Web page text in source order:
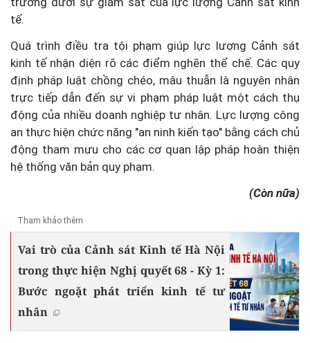
tế.
Quá trình điều tra tội phạm giúp lực lượng Cảnh sát
kinh tế nhận diện rõ các điểm nghẽn thể chế. Các quy
định pháp luật chồng chéo, mâu thuẫn là nguyên nhân
trực tiếp dẫn đến sự vi phạm pháp luật một cách thụ
động của nhiều doanh nghiệp tư nhân. Lực lượng công
an thực hiện chức năng "an ninh kiến tạo" bằng cách chủ
động tham mưu cho các cơ quan lập pháp hoàn thiện
hệ thống văn bản quy phạm.
(Còn nữa)
Tham khảo thêm
Vai trò của Cảnh sát Kinh tế Hà Nội
trong thực hiện Nghị quyết 68 - Kỳ 1:
Bước ngoặt phát triển kinh tế tư
nhân